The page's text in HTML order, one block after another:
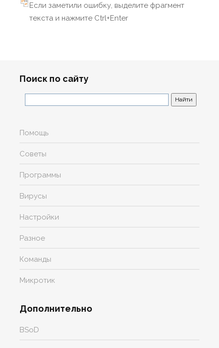
Если заметили ошибку, выделите фрагмент
текста и нажмите Ctrl+Enter
Поиск по сайту
Помощь
Советы
Программы
Вирусы
Настройки
Разное
Команды
Микротик
Дополнительно
BSoD